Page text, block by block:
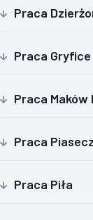
Praca
Praca Gryfice
Praca Maków
Praca
Praca Piła